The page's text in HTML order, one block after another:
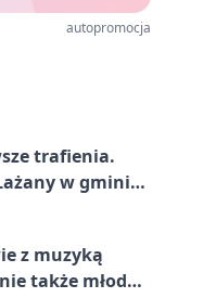
autopromocja
trafienia.
w gminie
z muzyką
także młode